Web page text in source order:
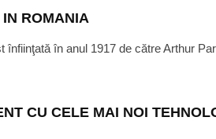
ROMANIA
înfiinţată în anul 1917 de către Arthur
CU CELE MAI NOI